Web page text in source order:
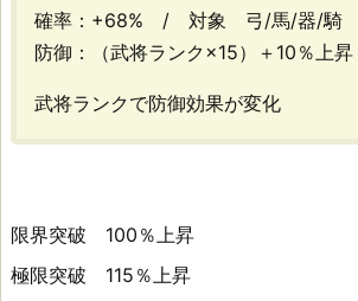
片
鱗
素
材……
確率：+68% / 対象 弓/馬/器/騎
防御：（武将ランク×15）＋10％上昇
武将ランクで防御効果が変化
限界突破 100％上昇
極限突破 115％上昇